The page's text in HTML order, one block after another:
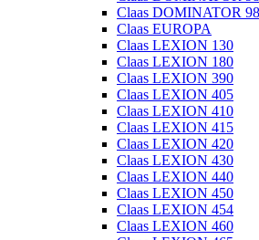
Claas DOMINATOR
Claas EUROPA
Claas LEXION 130
Claas LEXION 180
Claas LEXION 390
Claas LEXION 405
Claas LEXION 410
Claas LEXION 415
Claas LEXION 420
Claas LEXION 430
Claas LEXION 440
Claas LEXION 450
Claas LEXION 454
Claas LEXION 460